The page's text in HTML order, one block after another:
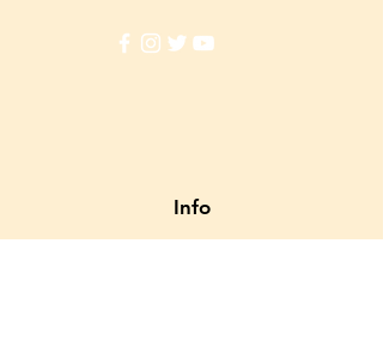
Info